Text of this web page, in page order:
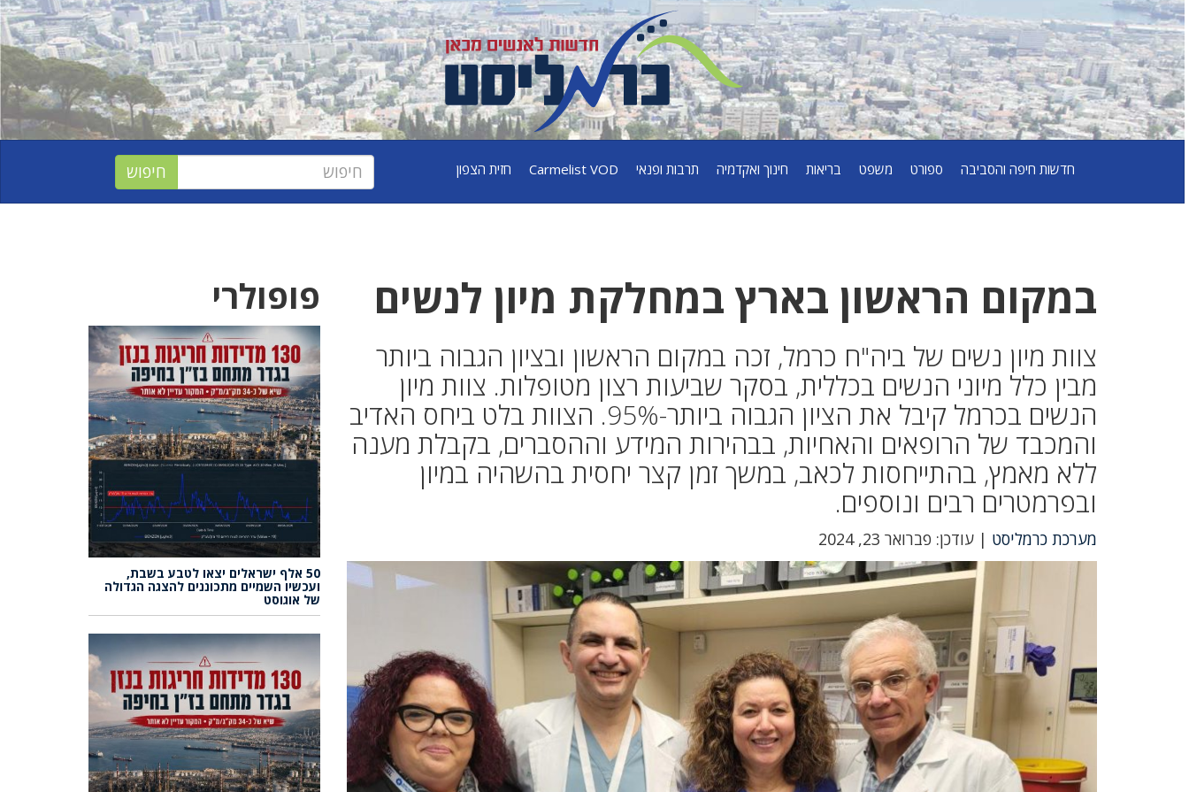
חדשות חיפה והסביבה ספורט משפט בריאות חינוך ואקדמיה תרבות ופנאי Carmelist VOD חזית הצפון
במקום הראשון בארץ במחלקת מיון לנשים
צוות מיון נשים של ביה"ח כרמל, זכה במקום הראשון ובציון הגבוה ביותר
מבין כלל מיוני הנשים בכללית, בסקר שביעות רצון מטופלות. צוות מיון
הנשים בכרמל קיבל את הציון הגבוה ביותר-95%. הצוות בלט ביחס האדיב
והמכבד של הרופאים והאחיות, בבהירות המידע וההסברים, בקבלת מענה
ללא מאמץ, בהתייחסות לכאב, במשך זמן קצר יחסית בהשהיה במיון
ובפרמטרים רבים ונוספים.
מערכת כרמליסט | עודכן: פברואר 23, 2024
פופולרי
50 אלף ישראלים יצאו לטבע בשבת,
ועכשיו השמיים מתכוננים להצגה הגדולה
של אוגוסט